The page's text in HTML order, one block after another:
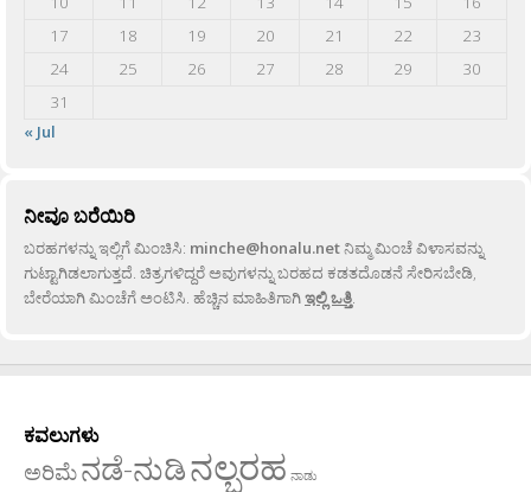
17
18 19 20 21 22
23
24
25 26 27 28 29
30
31
« Jul
ನೀವೂ ಬರೆಯಿರಿ
ಬರಹಗಳನ್ನು ಇಲ್ಲಿಗೆ ಮಿಂಚಿಸಿ: minche@honalu.netನಿಮ್ಮ ಮಿಂಚೆ ವಿಳಾಸವನ್ನು
ಗುಟ್ಟಾಗಿಡಲಾಗುತ್ತದೆ. ಚಿತ್ರಗಳಿದ್ದರೆ ಅವುಗಳನ್ನು ಬರಹದ ಕಡತದೊಡನೆ ಸೇರಿಸಬೇಡಿ,
ಬೇರೆಯಾಗಿ ಮಿಂಚೆಗೆ ಅಂಟಿಸಿ. ಹೆಚ್ಚಿನ ಮಾಹಿತಿಗಾಗಿಇಲ್ಲಿ ಒತ್ತಿ.
ಕವಲುಗಳು
ಅರಿಮೆನಡೆ-ನುಡಿನಲ್ಬರಹ ನಾಡು